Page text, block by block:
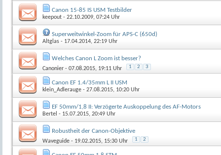
Canon 15-85 IS USM Testbilder
keepout - 22.10.2009, 07:24 Uhr
Superweitwinkel-Zoom für APS-C (650d)
Altglas - 17.04.2014, 22:19 Uhr
Welches Canon L Zoom ist besser?
Canonier - 07.08.2015, 19:11 Uhr 1 2 3
Canon EF 1.4/35mm L II USM
klein_Adlerauge - 27.08.2015, 10:20 Uhr
EF 50mm/1,8 II: Verzögerte Auskoppelung des AF-Motors
Bertel - 15.07.2015, 20:49 Uhr
Robustheit der Canon-Objektive
Waveguide - 19.02.2015, 15:30 Uhr 1 2